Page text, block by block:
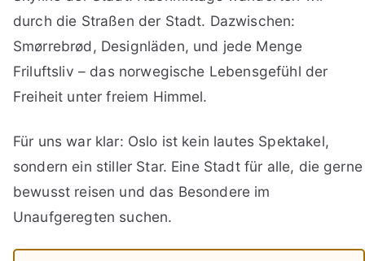
durch die Straßen der Stadt. Dazwischen:
Smørrebrød, Designläden, und jede Menge
Friluftsliv – das norwegische Lebensgefühl der
Freiheit unter freiem Himmel.
Für uns war klar: Oslo ist kein lautes Spektakel,
sondern ein stiller Star. Eine Stadt für alle, die gerne
bewusst reisen und das Besondere im
Unaufgeregten suchen.